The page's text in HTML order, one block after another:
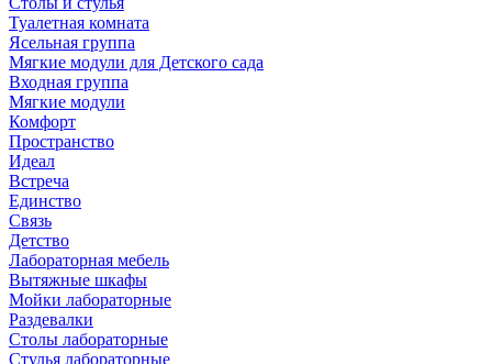
Туалетная комната
Ясельная группа
Мягкие модули для Детского сада
Входная группа
Мягкие модули
Комфорт
Пространство
Идеал
Встреча
Единство
Связь
Детство
Лабораторная мебель
Вытяжные шкафы
Мойки лабораторные
Раздевалки
Столы лабораторные
Стулья лабораторные